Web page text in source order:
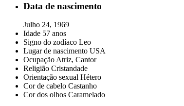
Data de nascimento
Julho 24, 1969
Idade 57 anos
Signo do zodíaco Leo
Lugar de nascimento USA
OcupaçãoAtriz, Cantor
Religião Cristandade
Orientação sexual Hétero
Cor de cabelo Castanho
Cor dos olhos Caramelado